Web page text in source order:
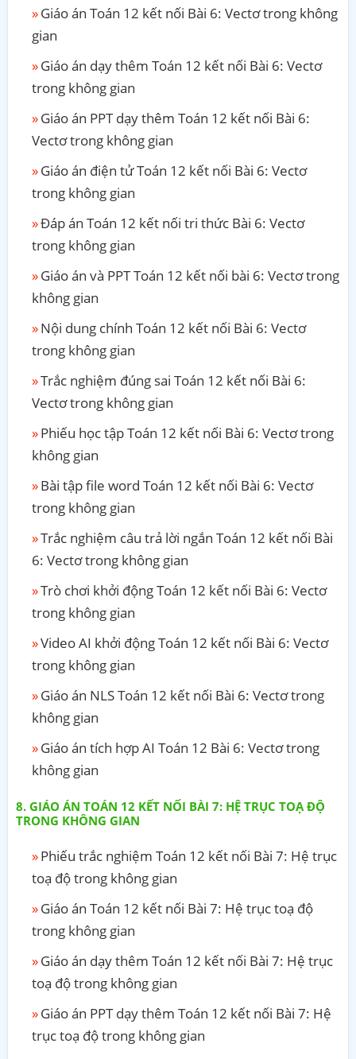
Giáo án Toán 12 kết nối Bài 6: Vectơ trong không
gian
Giáo án dạy thêm Toán 12 kết nối Bài 6: Vectơ
trong không gian
Giáo án PPT dạy thêm Toán 12 kết nối Bài 6:
Vectơ trong không gian
Giáo án điện tử Toán 12 kết nối Bài 6: Vectơ
trong không gian
Đáp án Toán 12 kết nối tri thức Bài 6: Vectơ
trong không gian
Giáo án và PPT Toán 12 kết nối bài 6: Vectơ trong
không gian
Nội dung chính Toán 12 kết nối Bài 6: Vectơ
trong không gian
Trắc nghiệm đúng sai Toán 12 kết nối Bài 6:
Vectơ trong không gian
Phiếu học tập Toán 12 kết nối Bài 6: Vectơ trong
không gian
Bài tập file word Toán 12 kết nối Bài 6: Vectơ
trong không gian
Trắc nghiệm câu trả lời ngắn Toán 12 kết nối Bài
6: Vectơ trong không gian
Trò chơi khởi động Toán 12 kết nối Bài 6: Vectơ
trong không gian
Video AI khởi động Toán 12 kết nối Bài 6: Vectơ
trong không gian
Giáo án NLS Toán 12 kết nối Bài 6: Vectơ trong
không gian
Giáo án tích hợp AI Toán 12 Bài 6: Vectơ trong
không gian
GIÁO ÁN TOÁN 12 KẾT NỐI BÀI 7: HỆ TRỤC TOẠ ĐỘ
TRONG KHÔNG GIAN
Phiếu trắc nghiệm Toán 12 kết nối Bài 7: Hệ trục
toạ độ trong không gian
Giáo án Toán 12 kết nối Bài 7: Hệ trục toạ độ
trong không gian
Giáo án dạy thêm Toán 12 kết nối Bài 7: Hệ trục
toạ độ trong không gian
Giáo án PPT dạy thêm Toán 12 kết nối Bài 7: Hệ
trục toạ độ trong không gian